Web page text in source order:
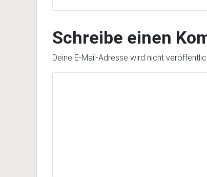
Schreibe einen
Deine E-Mail-Adresse wird nicht